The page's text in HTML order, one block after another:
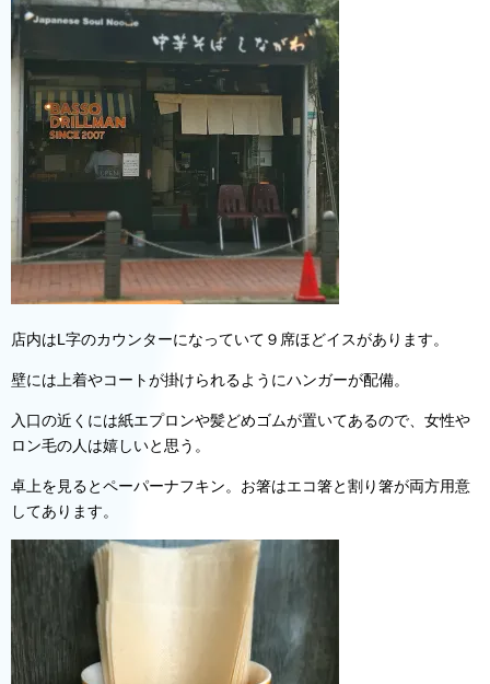
店内はL字のカウンターになっていて９席ほどイスがあります。
壁には上着やコートが掛けられるようにハンガーが配備。
入口の近くには紙エプロンや髪どめゴムが置いてあるので、女性や
ロン毛の人は嬉しいと思う。
卓上を見るとペーパーナフキン。お箸はエコ箸と割り箸が両方用意
してあります。